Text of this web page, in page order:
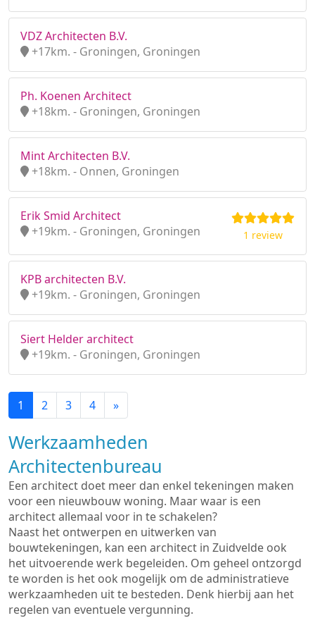
VDZ Architecten B.V.
+17km. - Groningen, Groningen
Ph. Koenen Architect
+18km. - Groningen, Groningen
Mint Architecten B.V.
+18km. - Onnen, Groningen
Erik Smid Architect
+19km. - Groningen, Groningen
1 review
KPB architecten B.V.
+19km. - Groningen, Groningen
Siert Helder architect
+19km. - Groningen, Groningen
1 2 3 4 »
Werkzaamheden
Architectenbureau
Een architect doet meer dan enkel tekeningen maken
voor een nieuwbouw woning. Maar waar is een
architect allemaal voor in te schakelen?
Naast het ontwerpen en uitwerken van
bouwtekeningen, kan een architect in Zuidvelde ook
het uitvoerende werk begeleiden. Om geheel ontzorgd
te worden is het ook mogelijk om de administratieve
werkzaamheden uit te besteden. Denk hierbij aan het
regelen van eventuele vergunning.